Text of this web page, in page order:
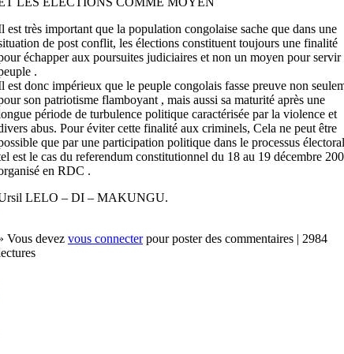
est très important que la population congolaise sache que dans une
de post conflit, les élections constituent toujours une finalité
échapper aux poursuites judiciaires et non un moyen pour servir
.
est donc impérieux que le peuple congolais fasse preuve non
son patriotisme flamboyant , mais aussi sa maturité après une
période de turbulence politique caractérisée par la violence et
abus. Pour éviter cette finalité aux criminels, Cela ne peut être
que par une participation politique dans le processus
est le cas du referendum constitutionnel du 18 au 19 décembre
en RDC .
LELO – DI – MAKUNGU.
Vous devez vous connecterpour poster des commentaires | 2984